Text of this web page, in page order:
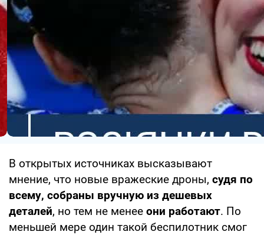
В открытых источниках высказывают
мнение, что новые вражеские дроны, судя по
всему, собраны вручную из дешевых
деталей, но тем не менее они работают. По
меньшей мере один такой беспилотник смог